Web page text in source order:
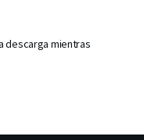
descarga mientras